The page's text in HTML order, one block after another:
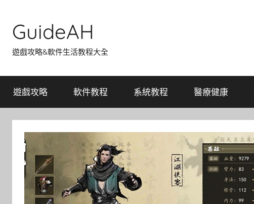
content
GuideAH
遊戲攻略&軟件生活教程大全
遊戲攻略 軟件教程 系統教程 醫療健康